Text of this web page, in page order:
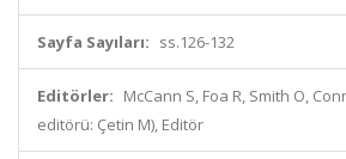
Sayfa Sayıları: ss.126-132
Editörler: McCann S, Foa R, Smith O,
editörü: Çetin M), Editör